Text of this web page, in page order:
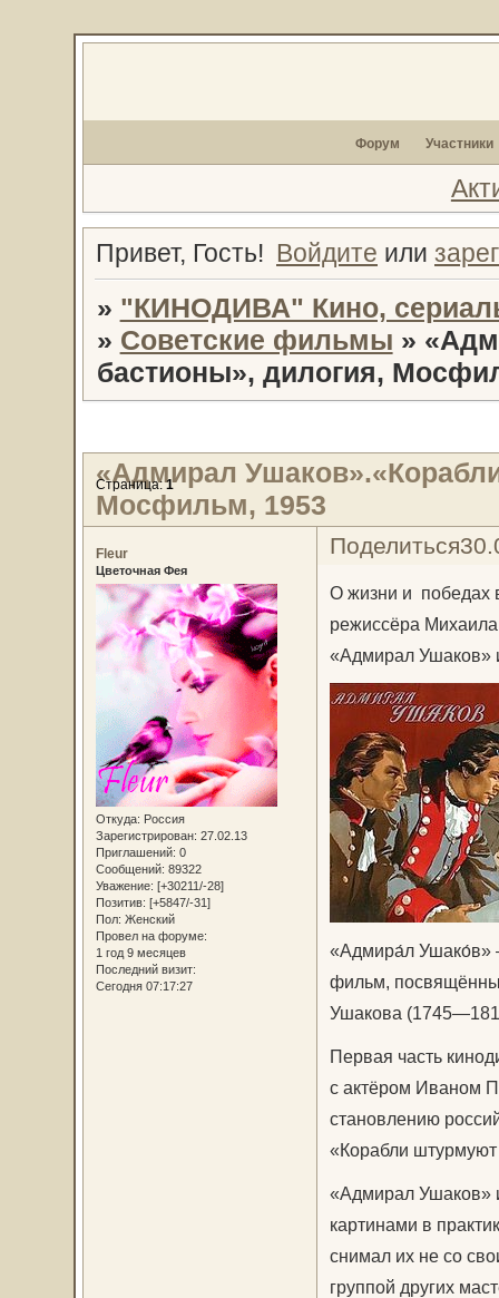
Форум Участники
Привет, Гость! Войдите или
» "КИНОДИВА" Кино,
» Советские фильмы »
бастионы», дилогия,
«Адмирал
Мосфильм, 1953
Страница:1
Поделиться
Fleur
Цветочная Фея
Откуда: Россия
Зарегистрирован: 27.02.13
Приглашений: 0
Сообщений: 89322
Уважение: [+30211/-28]
Позитив: [+5847/-31]
Пол: Женский
Провел на форуме:
1 год 9 месяцев
Последний визит:
Сегодня 07:17:27
О жизни и победах
режиссёра
«Адмирал Ушаков»
«Адмира́л Ушако́в»
фильм,
Ушакова
Первая часть
с актёром Иваном
становлению
«Корабли
«Адмирал Ушаков»
картинами в
снимал их не со
группой других